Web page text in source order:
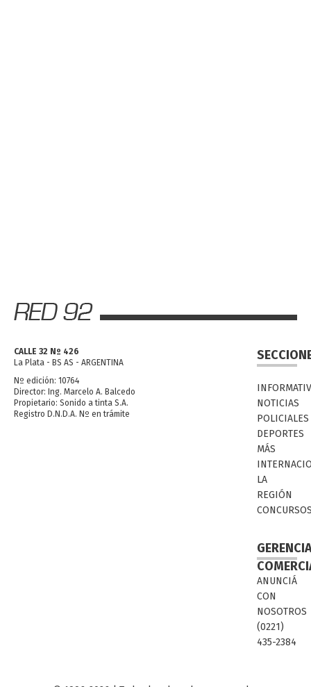
CALLE 32 Nº 426
La Plata - BS AS - ARGENTINA
Nº edición: 10764
Director: Ing. Marcelo A. Balcedo
Propietario: Sonido a tinta S.A.
Registro D.N.D.A. Nº en trámite
NOTICIAS
POLICIALES
DEPORTES
MÁS
LA
REGIÓN
ANUNCIÁ
CON
NOSOTROS
(0221)
435-2384